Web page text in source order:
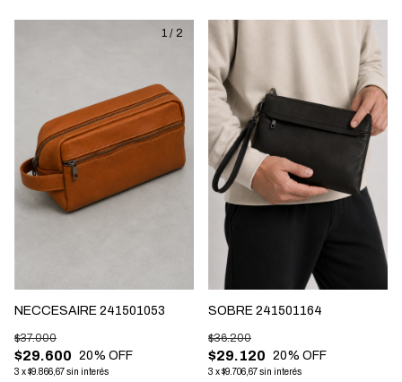
1 / 2
NECCESAIRE 241501053
$29.600
$37.000
20% OFF
3 x$9.866,67sin interés
SOBRE 241501164
$29.120
$36.200
20% OFF
3 x$9.706,67sin interés